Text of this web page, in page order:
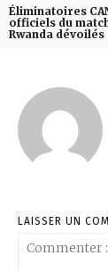
Éliminatoires
officiels du
Rwanda dévoilés
LAISSER UN